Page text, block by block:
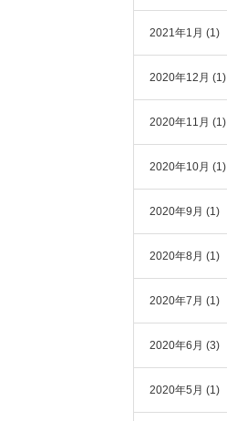
2021年1月 (1)
2020年12月 (1)
2020年11月 (1)
2020年10月 (1)
2020年9月 (1)
2020年8月 (1)
2020年7月 (1)
2020年6月 (3)
2020年5月 (1)